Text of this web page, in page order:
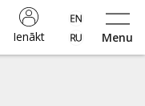
Menu
Ienākt